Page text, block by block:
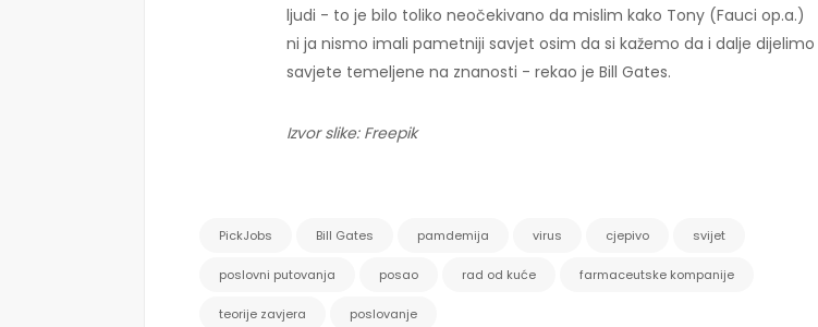
ljudi - to je bilo toliko neočekivano da mislim kako Tony (Fauci op.a.)
ni ja nismo imali pametniji savjet osim da si kažemo da i dalje dijelimo
savjete temeljene na znanosti - rekao je Bill Gates.
Izvor slike: Freepik
PickJobs Bill Gates pamdemija virus cjepivo svijet
poslovni putovanja posao rad od kuće farmaceutske kompanije
teorije zavjera poslovanje